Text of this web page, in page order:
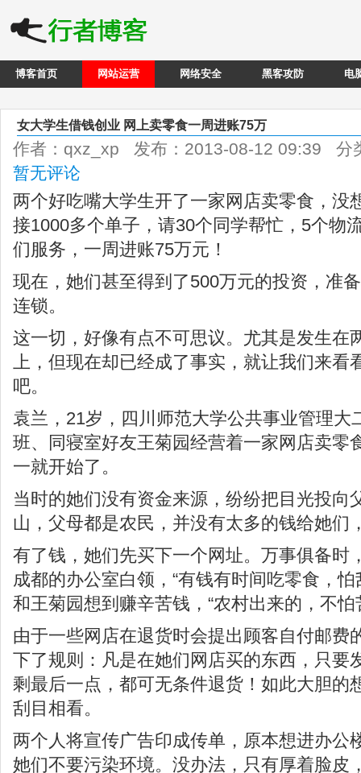
博客首页 网站运营 网络安全 黑客攻防 电
女大学生借钱创业 网上卖零食一周进账75万
作者：qxz_xp 发布：2013-08-12 09:39 分
暂无评论
两个好吃嘴大学生开了一家网店卖零食，没
接1000多个单子，请30个同学帮忙，5个物
们服务，一周进账75万元！
现在，她们甚至得到了500万元的投资，准
连锁。
这一切，好像有点不可思议。尤其是发生在
上，但现在却已经成了事实，就让我们来看
吧。
袁兰，21岁，四川师范大学公共事业管理大
班、同寝室好友王菊园经营着一家网店卖零
一就开始了。
当时的她们没有资金来源，纷纷把目光投向
山，父母都是农民，并没有太多的钱给她们
有了钱，她们先买下一个网址。万事俱备
成都的办公室白领，“有钱有时间吃零食，
和王菊园想到赚辛苦钱，“农村出来的，不怕
由于一些网店在退货时会提出顾客自付邮费
下了规则：凡是在她们网店买的东西，只要
剩最后一点，都可无条件退货！如此大胆的
刮目相看。
两个人将宣传广告印成传单，原本想进办公
她们不要污染环境。没办法，只有厚着脸皮